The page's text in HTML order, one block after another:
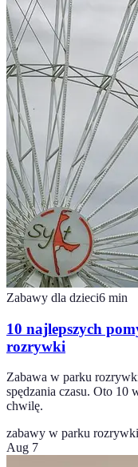
Zabawy dla dzieci6 min
10 najlepszych
rozrywki
Zabawa w parku
spędzania czasu. Oto 10
chwilę.
zabawy w parku rozrywki
Aug 7